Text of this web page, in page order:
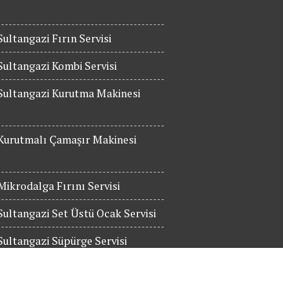
Fırın Servisi
Kombi Servisi
Kurutma Makinesi
Çamaşır Makinesi
Fırını Servisi
Set Üstü Ocak Servisi
Süpürge Servisi